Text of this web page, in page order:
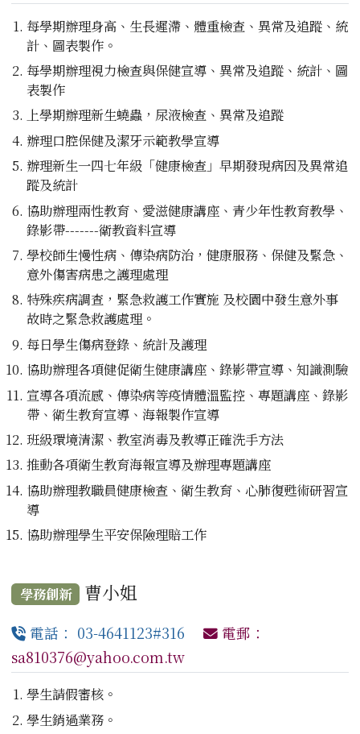
每學期辦理身高、生長遲滯、體重檢查、異常及追蹤、統
計、圖表製作。
每學期辦理視力檢查與保健宣導、異常及追蹤、統計、圖
表製作
上學期辦理新生蟯蟲，尿液檢查、異常及追蹤
辦理口腔保健及潔牙示範教學宣導
辦理新生一四七年級「健康檢查」早期發現病因及異常追
蹤及統計
協助辦理兩性教育、愛滋健康講座、青少年性教育教學、
錄影帶-------衛教資料宣導
學校師生慢性病、傳染病防治，健康服務、保健及緊急、
意外傷害病患之護理處理
特殊疾病調查，緊急救護工作實施 及校園中發生意外事
故時之緊急救護處理。
每日學生傷病登錄、統計及護理
協助辦理各項健促衛生健康講座、錄影帶宣導、知識測驗
宣導各項流感、傳染病等疫情體溫監控、專題講座、錄影
帶、衛生教育宣導、海報製作宣導
班級環境清潔、教室消毒及教導正確洗手方法
推動各項衛生教育海報宣導及辦理專題講座
協助辦理教職員健康檢查、衛生教育、心肺復甦術研習宣
導
協助辦理學生平安保險理賠工作
學務創新 曹小姐
電話： 03-4641123#316
電郵：
sa810376@yahoo.com.tw
學生請假審核。
學生銷過業務。